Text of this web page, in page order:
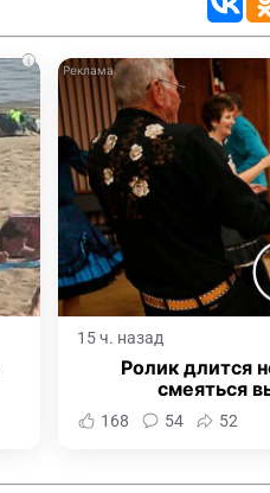
i
15 ч. назад
Ролик длится
смеяться
168 54 52